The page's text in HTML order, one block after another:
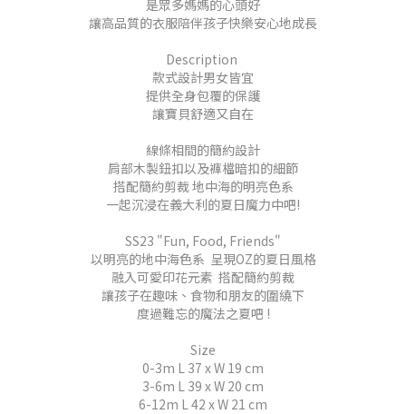
是眾多媽媽的心頭好
讓高品質的衣服陪伴孩子快樂安心地成長
Description
款式設計男女皆宜
提供全身包覆的保護
讓寶貝舒適又自在
線條相間的簡約設計
肩部木製鈕扣以及褲檔暗扣的細節
搭配簡約剪裁 地中海的明亮色系
一起沉浸在義大利的夏日魔力中吧!
SS23 "Fun, Food, Friends"
以明亮的地中海色系 呈現OZ的夏日風格
融入可愛印花元素 搭配簡約剪裁
讓孩子在趣味、食物和朋友的圍繞下
度過難忘的魔法之夏吧 !
Size
0-3m L 37 x W 19 cm
3-6m L 39 x W 20 cm
6-12m L 42 x W 21 cm